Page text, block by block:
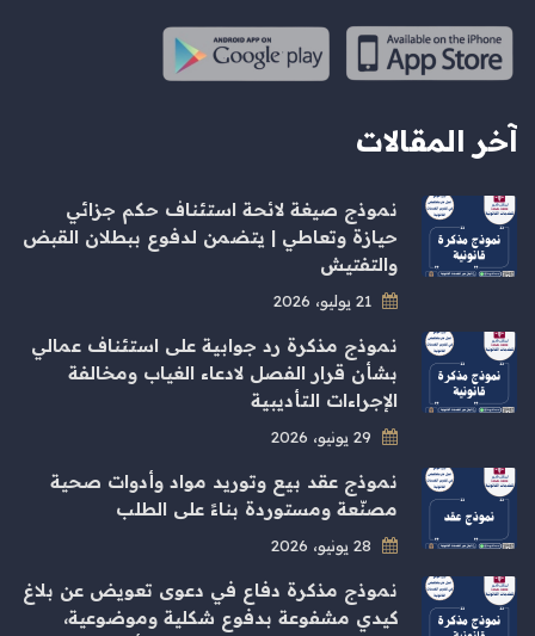
آخر المقالات
نموذج صيغة لائحة استئناف حكم جزائي
حيازة وتعاطي | يتضمن لدفوع ببطلان القبض
والتفتيش
نموذج مذكرة رد جوابية على استئناف عمالي
بشأن قرار الفصل لادعاء الغياب ومخالفة
الإجراءات التأديبية
نموذج عقد بيع وتوريد مواد وأدوات صحية
مصنّعة ومستوردة بناءً على الطلب
نموذج مذكرة دفاع في دعوى تعويض عن بلاغ
كيدي مشفوعة بدفوع شكلية وموضوعية،